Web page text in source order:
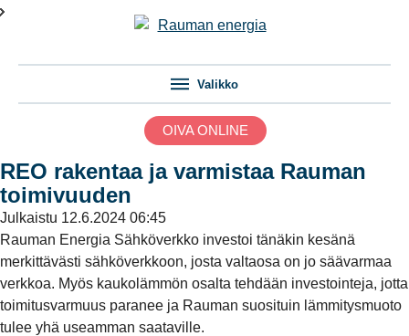
Valikko
OIVA ONLINE
REO rakentaa ja varmistaa Rauman
toimivuuden
Julkaistu 12.6.2024 06:45
Rauman Energia Sähköverkko investoi tänäkin kesänä
merkittävästi sähköverkkoon, josta valtaosa on jo säävarmaa
verkkoa. Myös kaukolämmön osalta tehdään investointeja, jotta
toimitusvarmuus paranee ja Rauman suosituin lämmitysmuoto
tulee yhä useamman saataville.